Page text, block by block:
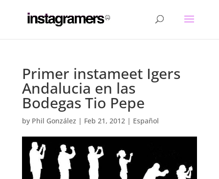
Primer instameet Igers
Andalucia en las
Bodegas Tio Pepe
by Phil González | Feb 21, 2012| Español